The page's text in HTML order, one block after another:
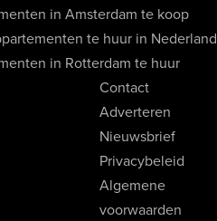
in Amsterdam te koop
te huur in Nederland
in Rotterdam te huur
Contact
Adverteren
Nieuwsbrief
Privacybeleid
Algemene
voorwaarden